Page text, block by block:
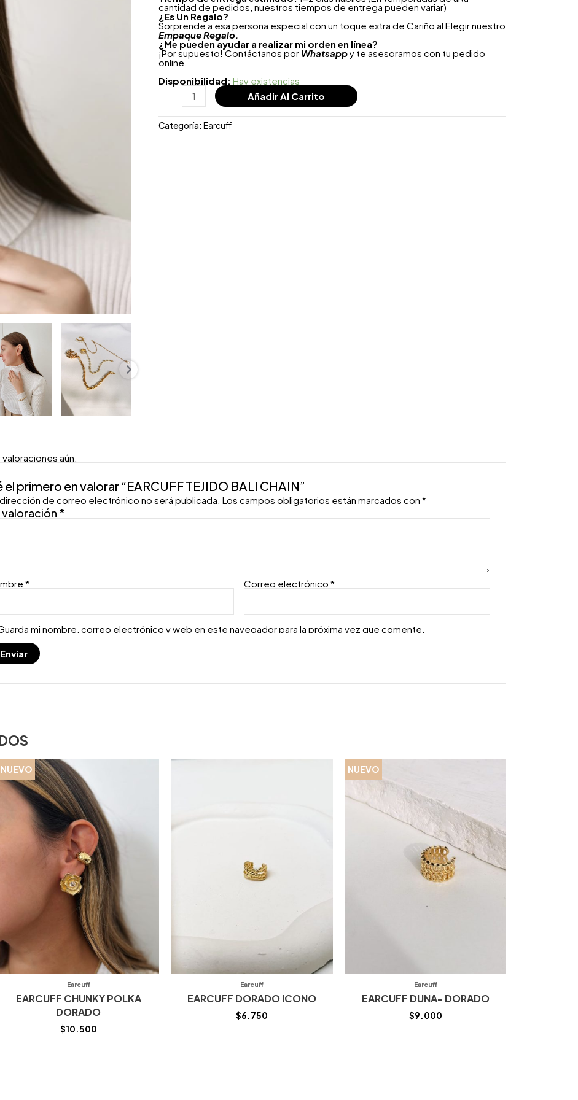
cantidad de pedidos, nuestros tiempos de entrega pueden variar)
¿ Es Un Regalo?
Sorprende a esa persona especial con un toque extra de Cariño al Elegir nuestro
Empaque Regalo.
¿Me pueden ayudar a realizar mi orden en línea?
¡Por supuesto! Contáctanos por Whatsappy te asesoramos con tu pedido
online.
Disponibilidad: Hay existencias
Añadir Al Carrito
Categoría: Earcuff
valoraciones aún.
el primero en valorar “EARCUFF TEJIDO BALI CHAIN”
dirección de correo electrónico no será publicada. Los campos obligatorios están marcados con*
valoración *
* Correo electrónico*
mi nombre, correo electrónico y web en este navegador para la próxima vez que comente.
NUEVO
Earcuff
EARCUFF CHUNKY POLKA
DORADO
$10.500
Earcuff
EARCUFF DORADO ICONO
$6.750
NUEVO
Earcuff
EARCUFF DUNA- DORADO
$9.000